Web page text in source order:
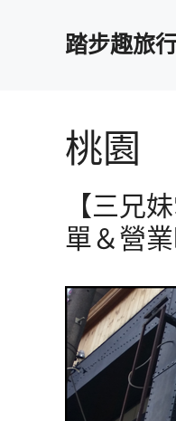
踏步趣旅
桃園
【三兄
單＆營